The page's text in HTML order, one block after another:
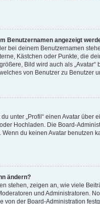
Benutzernamen angezeigt
bei deinem Benutzernamen
Kästchen oder Punkte, die
Bild wird auch als
von Benutzer zu Benutzer
unter „Profil“ einen Avatar über
Hochladen. Die Board-
du keinen Avatar benutzen
ändern?
stehen, zeigen an, wie viele
und Administratoren.
von der Board-Administration